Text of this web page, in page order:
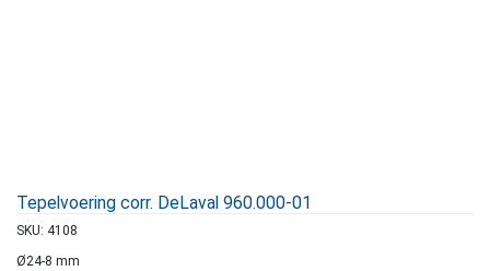
Tepelvoering corr. DeLaval 960.000-01
SKU: 4108
Ø24-8 mm